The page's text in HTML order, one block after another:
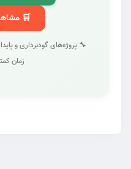
🛒
🔧 پروژه‌های گودبرداری و
زمان